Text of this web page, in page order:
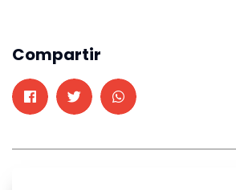
Compartir